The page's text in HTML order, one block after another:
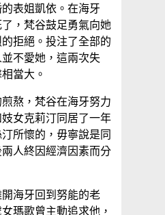
表姐凱依。在海牙
，梵谷鼓足勇氣向她
拒絕。投注了全部的
不愛她，這兩次失
當大。
熬，梵谷在海牙努力
女克莉汀同居了一年
所懷的，毋寧說是同
人終因經濟因素而分
海牙回到努能的老
瑪歌曾主動追求他，